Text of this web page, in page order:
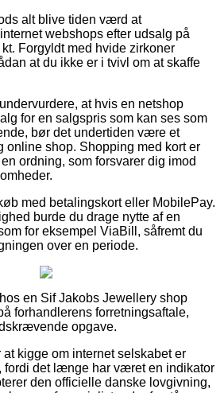
alt blive tiden værd at
webshops efter udsalg på
Forgyldt med hvide zirkoner
at du ikke er i tvivl om at skaffe
at hvis en netshop
for en salgspris som kan ses som
bør det undertiden være et
online shop. Shopping med kort er
ordning, som forsvarer dig imod
med betalingskort eller MobilePay.
burde du drage nytte af en
for eksempel ViaBill, såfremt du
over en periode.
en Sif Jakobs Jewellery shop
forhandlerens forretningsaftale,
opgave.
kigge om internet selskabet er
fordi det længe har været en indikator
den officielle danske lovgivning,